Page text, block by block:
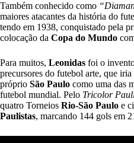
Também conhecido como
maiores atacantes da história do
tendo em 1938, conquistado pela
colocação da Copa do Mundo
Para muitos, Leonidas foi o
precursores do futebol arte, que
próprio São Paulo como uma das
futebol mundial. Pelo Tricolor
quatro Torneios Rio-São Paulo e
Paulistas, marcando 144 gols em